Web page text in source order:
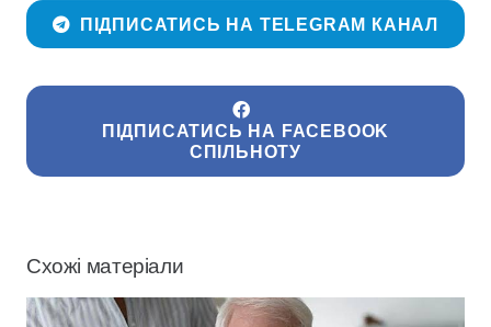
ПІДПИСАТИСЬ НА TELEGRAM КАНАЛ
ПІДПИСАТИСЬ НА FACEBOOK
СПІЛЬНОТУ
Схожі матеріали